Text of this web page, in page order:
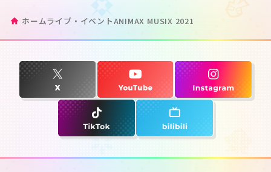
ホームライブ・イベントANIMAX MUSIX 2021